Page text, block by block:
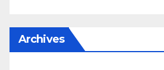
Archives